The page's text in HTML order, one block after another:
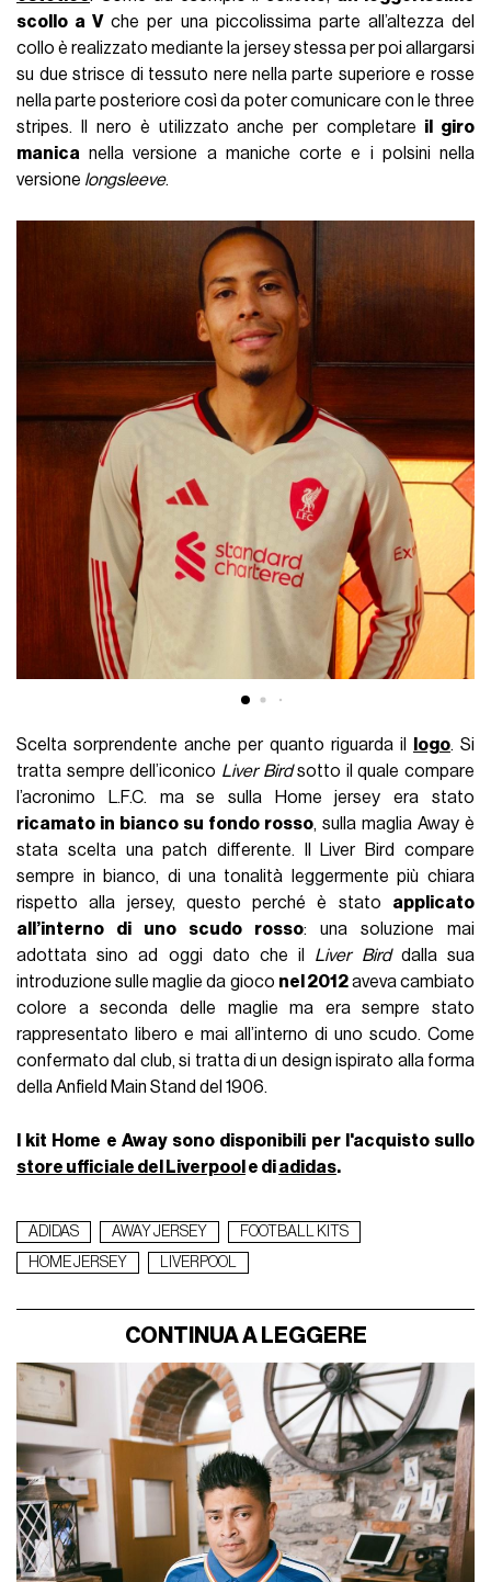
scollo a V che per una piccolissima parte all’altezza del
collo è realizzato mediante la jersey stessa per poi allargarsi
su due strisce di tessuto nere nella parte superiore e rosse
nella parte posteriore così da poter comunicare con le three
stripes. Il nero è utilizzato anche per completare il giro
manica nella versione a maniche corte e i polsini nella
versione longsleeve.
Scelta sorprendente anche per quanto riguarda il logo. Si
tratta sempre dell’iconico Liver Birdsotto il quale compare
l’acronimo L.F.C. ma se sulla Home jersey era stato
ricamato in bianco su fondo rosso, sulla maglia Away è
stata scelta una patch differente. Il Liver Bird compare
sempre in bianco, di una tonalità leggermente più chiara
rispetto alla jersey, questo perché è stato applicato
all’interno di uno scudo rosso: una soluzione mai
adottata sino ad oggi dato che il Liver Birddalla sua
introduzione sulle maglie da gioco nel 2012aveva cambiato
colore a seconda delle maglie ma era sempre stato
rappresentato libero e mai all’interno di uno scudo. Come
confermato dal club, si tratta di un design ispirato alla forma
della Anfield Main Stand del 1906.
I kit Home e Away sono disponibili per l'acquisto sullo
store ufficiale del Liverpool e diadidas.
ADIDAS AWAY JERSEY
FOOTBALL KITS
HOME JERSEY
LIVERPOOL
CONTINUA A LEGGERE